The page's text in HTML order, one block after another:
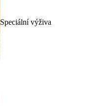
Speciální výživa